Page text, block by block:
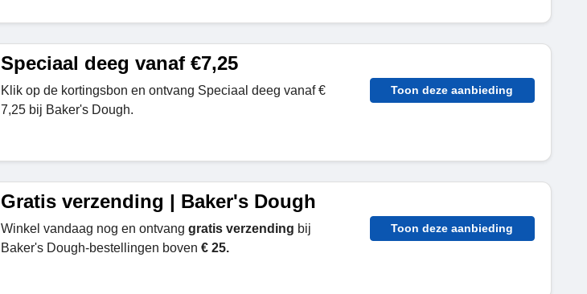
Speciaal deeg vanaf €7,25
Klik op de kortingsbon en ontvang Speciaal deeg vanaf €
7,25 bij Baker's Dough.
Toon deze aanbieding
Gratis verzending | Baker's Dough
Winkel vandaag nog en ontvang gratis verzending bij
Baker's Dough-bestellingen boven € 25.
Toon deze aanbieding